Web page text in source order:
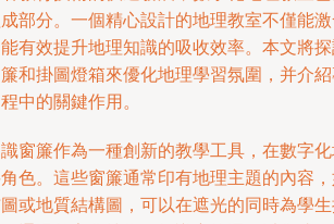
部分。一個精心設計的地理教室不僅能
有效提升地理知識的吸收效率。本文將
和掛圖燈箱來優化地理學習氛圍，并介
中的關鍵作用。
窗簾作為一種創新的教學工具，在數字
色。這些窗簾通常印有地理主題的內容
或地質結構圖，可以在遮光的同時為學